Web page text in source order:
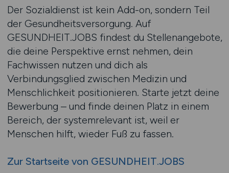
Der Sozialdienst ist kein Add-on, sondern Teil
der Gesundheitsversorgung. Auf
GESUNDHEIT.JOBS findest du Stellenangebote,
die deine Perspektive ernst nehmen, dein
Fachwissen nutzen und dich als
Verbindungsglied zwischen Medizin und
Menschlichkeit positionieren. Starte jetzt deine
Bewerbung – und finde deinen Platz in einem
Bereich, der systemrelevant ist, weil er
Menschen hilft, wieder Fuß zu fassen.
Zur Startseite von GESUNDHEIT.JOBS